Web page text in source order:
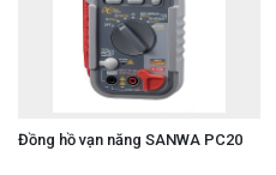
Đồng hồ vạn năng SANWA PC20